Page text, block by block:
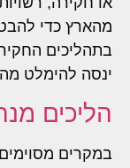
מהארץ כדי
בתהליכים
ינסה להימלט
הליכים
במקרים